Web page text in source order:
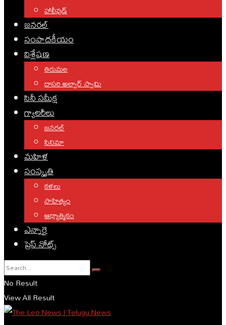
హాలీవుడ్
జనరల్
సంపాదకీయం
విశ్లేషణ
తిరుమల
దాసరి అల్వార్ స్వామి
సినీ సమీక్ష
గ్యాలరీలు
జనరల్
సినిమా
మహిళ
సంస్కృతి
కళలు
సాహిత్యం
ఆధ్యాత్మికం
ఎన్నారై
ప్రెస్ నోట్స్
No Result
View All Result